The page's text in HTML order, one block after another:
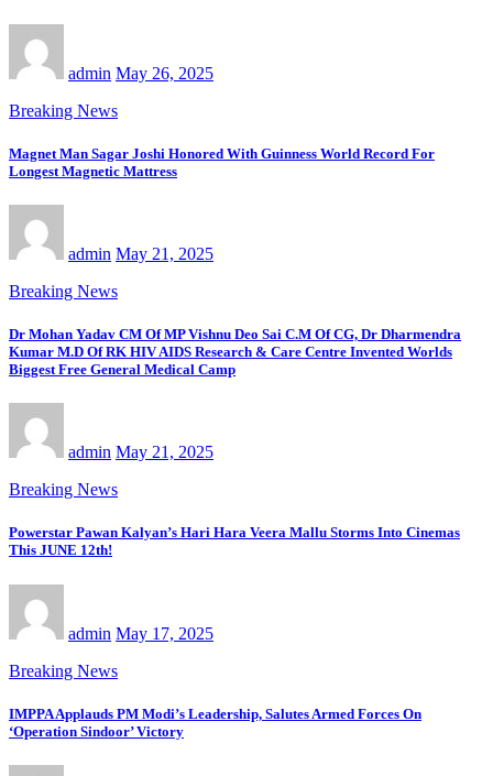
admin May 26, 2025
Breaking News
Magnet Man Sagar Joshi Honored With Guinness World Record For
Longest Magnetic Mattress
admin May 21, 2025
Breaking News
Dr Mohan Yadav CM Of MP Vishnu Deo Sai C.M Of CG, Dr Dharmendra
Kumar M.D Of RK HIV AIDS Research & Care Centre Invented Worlds
Biggest Free General Medical Camp
admin May 21, 2025
Breaking News
Powerstar Pawan Kalyan’s Hari Hara Veera Mallu Storms Into Cinemas
This JUNE 12th!
admin May 17, 2025
Breaking News
IMPPA Applauds PM Modi’s Leadership, Salutes Armed Forces On
‘Operation Sindoor’ Victory